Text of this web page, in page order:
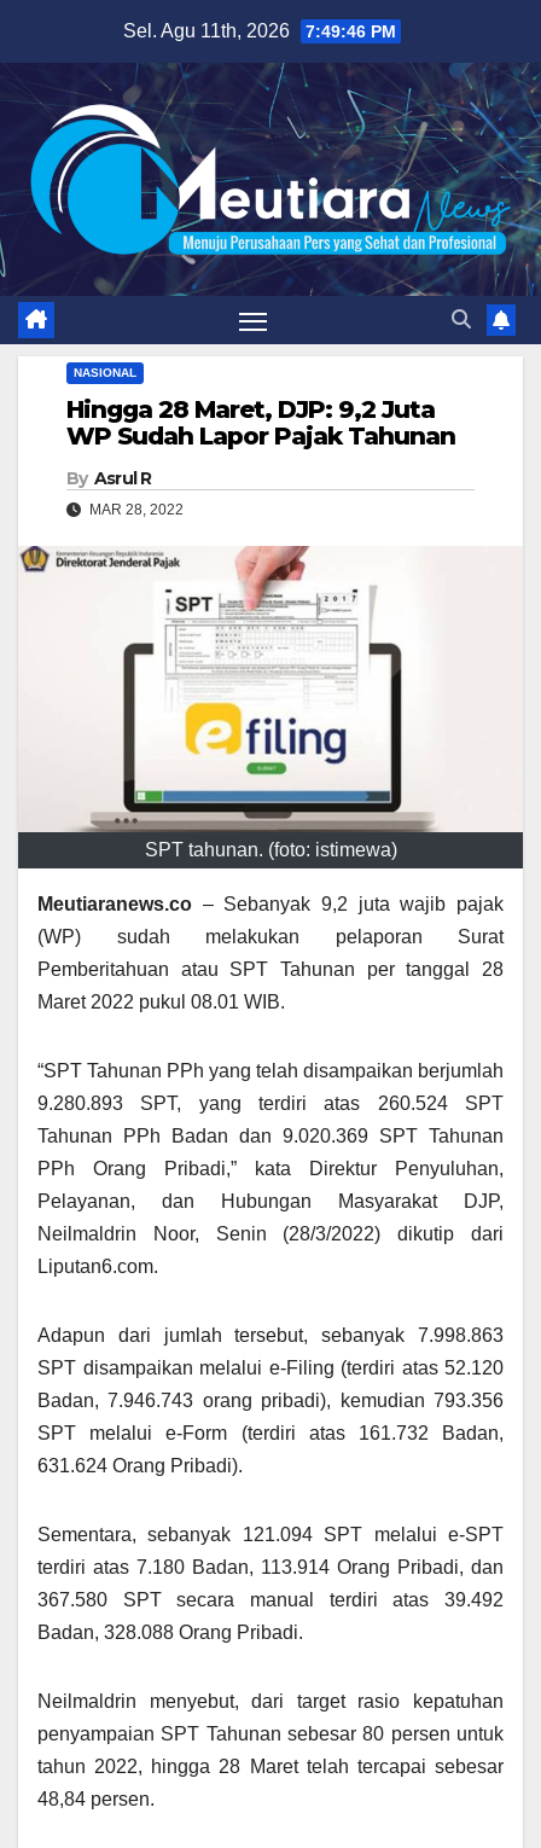
content
Sel. Agu 11th, 2026 7:49:47 PM
NASIONAL
Hingga 28 Maret, DJP: 9,2 Juta
WP Sudah Lapor Pajak Tahunan
By Asrul R
MAR 28, 2022
SPT tahunan. (foto: istimewa)
Meutiaranews.co – Sebanyak 9,2 juta wajib pajak
(WP) sudah melakukan pelaporan Surat
Pemberitahuan atau SPT Tahunan per tanggal 28
Maret 2022 pukul 08.01 WIB.
“SPT Tahunan PPh yang telah disampaikan berjumlah
9.280.893 SPT, yang terdiri atas 260.524 SPT
Tahunan PPh Badan dan 9.020.369 SPT Tahunan
PPh Orang Pribadi,” kata Direktur Penyuluhan,
Pelayanan, dan Hubungan Masyarakat DJP,
Neilmaldrin Noor, Senin (28/3/2022) dikutip dari
Liputan6.com.
Adapun dari jumlah tersebut, sebanyak 7.998.863
SPT disampaikan melalui e-Filing (terdiri atas 52.120
Badan, 7.946.743 orang pribadi), kemudian 793.356
SPT melalui e-Form (terdiri atas 161.732 Badan,
631.624 Orang Pribadi).
Sementara, sebanyak 121.094 SPT melalui e-SPT
terdiri atas 7.180 Badan, 113.914 Orang Pribadi, dan
367.580 SPT secara manual terdiri atas 39.492
Badan, 328.088 Orang Pribadi.
Neilmaldrin menyebut, dari target rasio kepatuhan
penyampaian SPT Tahunan sebesar 80 persen untuk
tahun 2022, hingga 28 Maret telah tercapai sebesar
48,84 persen.